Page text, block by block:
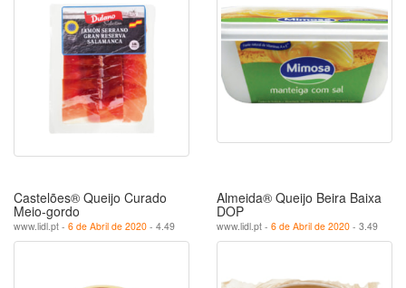
Castelões® Queijo Curado
Meio-gordo
www.lidl.pt - 6 de Abril de 2020 - 4.49
Almeida® Queijo Beira Baixa
DOP
www.lidl.pt - 6 de Abril de 2020 - 3.49